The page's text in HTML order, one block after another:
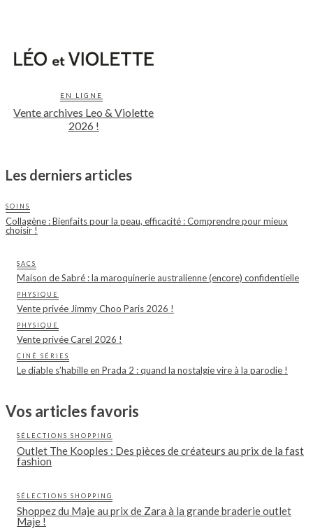
EN LIGNE
Vente archives Leo & Violette
2026 !
Les derniers articles
SOINS
Collagène : Bienfaits pour la peau, efficacité : Comprendre pour mieux
choisir !
SACS
Maison de Sabré : la maroquinerie australienne (encore) confidentielle
PHYSIQUE
Vente privée Jimmy Choo Paris 2026 !
PHYSIQUE
Vente privée Carel 2026 !
CINÉ SÉRIES
Le diable s’habille en Prada 2 : quand la nostalgie vire à la parodie !
Vos articles favoris
SÉLECTIONS SHOPPING
Outlet The Kooples : Des pièces de créateurs au prix de la fast
fashion
SÉLECTIONS SHOPPING
Shoppez du Maje au prix de Zara à la grande braderie outlet
Maje !